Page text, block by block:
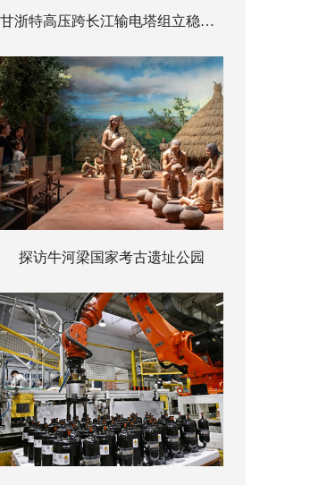
甘浙特高压跨长江输电塔组立稳步推进
探访牛河梁国家考古遗址公园